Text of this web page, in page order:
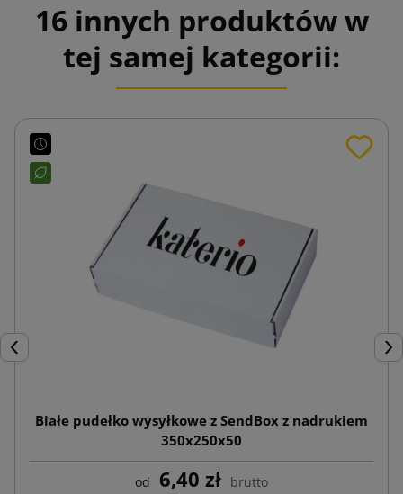
16 innych produktów w
tej samej kategorii:
Poprzedni
Białe pudełko wysyłkowe z SendBox z nadrukiem
350x250x50
od 6,40 zł brutto